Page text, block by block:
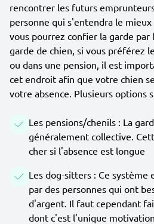
rencontrer les futurs
personne qui s'entendra le
vous pourrez confier la garde par
garde de chien, si vous préférez
ou dans une pension, il est
cet endroit afin que votre chien
votre absence. Plusieurs options
Les pensions/chenils : La
généralement collective.
cher si l'absence est longue
Les dog-sitters : Ce
par des personnes qui ont
d'argent. Il faut cependant
dont c'est l'unique